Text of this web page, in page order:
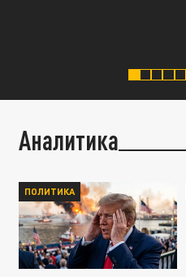
Аналитика
ПОЛИТИКА